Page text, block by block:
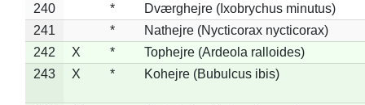
240
*
Dværghejre (Ixobrychus minutus)
241
*
Nathejre (Nycticorax nycticorax)
242
X *
Tophejre (Ardeola ralloides)
243
X * Kohejre (Bubulcus ibis)